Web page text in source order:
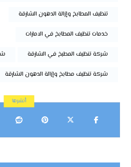
تنظيف المطابخ وإزالة الدهون الشارقة
خدمات تنظيف المطابخ في الامارات
شركة تنظيف المطبخ في الشارقة
شركة تنظيف مطابخ وإزالة الدهون الشارقة